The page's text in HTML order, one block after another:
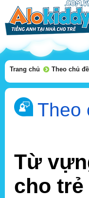
Trang chủ Theo chủ đề
Theo
Từ
cho trẻ